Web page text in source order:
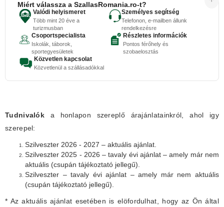
Miért válassza a SzallasRomania.ro-t?
Valódi helyismeret
Több mint 20 éve a
turizmusban
Személyes segítség
Telefonon, e-mailben állunk
rendelkezésre
Csoportspecialista
Iskolák, táborok,
sportegyesületek
Részletes információk
Pontos férőhely és
szobaelosztás
Közvetlen kapcsolat
Közvetlenül a szállásadókkal
Tudnivalók a honlapon szereplő árajánlatainkról, ahol igy
szerepel:
Szilveszter 2026 - 2027 – aktuális ajánlat.
Szilveszter 2025 - 2026 – tavaly évi ajánlat – amely már nem
aktuális (csupán tájékoztató jellegű).
Szilveszter – tavaly évi ajánlat – amely már nem aktuális
(csupán tájékoztató jellegű).
* Az aktuális ajánlat esetében is elöfordulhat, hogy az Ön által